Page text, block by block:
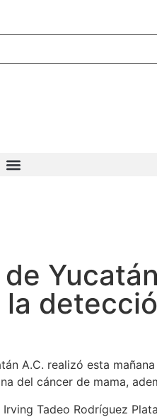
la
A.C. realizó esta
cáncer de mama,
Tadeo Rodríguez